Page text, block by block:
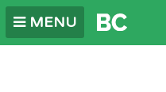
MENU